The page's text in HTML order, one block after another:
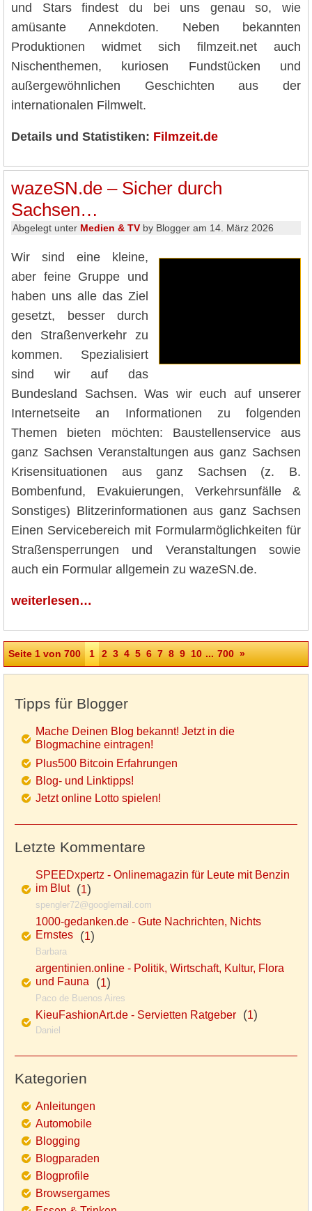
und Stars findest du bei uns genau so, wie
amüsante Annekdoten. Neben bekannten
Produktionen widmet sich filmzeit.net auch
Nischenthemen, kuriosen Fundstücken und
außergewöhnlichen Geschichten aus der
internationalen Filmwelt.
Details und Statistiken: Filmzeit.de
wazeSN.de – Sicher durch
Sachsen…
Abgelegt unter Medien & TV by Blogger am 14. März 2026
Wir sind eine kleine,
aber feine Gruppe und
haben uns alle das Ziel
gesetzt, besser durch
den Straßenverkehr zu
kommen. Spezialisiert
sind wir auf das
Bundesland Sachsen. Was wir euch auf unserer
Internetseite an Informationen zu folgenden
Themen bieten möchten: Baustellenservice aus
ganz Sachsen Veranstaltungen aus ganz Sachsen
Krisensituationen aus ganz Sachsen (z. B.
Bombenfund, Evakuierungen, Verkehrsunfälle &
Sonstiges) Blitzerinformationen aus ganz Sachsen
Einen Servicebereich mit Formularmöglichkeiten für
Straßensperrungen und Veranstaltungen sowie
auch ein Formular allgemein zu wazeSN.de.
weiterlesen…
Seite 1 von 700 1 2 3 4 5 6 7 8 9 10 ... 700 »
Tipps für Blogger
Mache Deinen Blog bekannt! Jetzt in die
Blogmachine eintragen!
Plus500 Bitcoin Erfahrungen
Blog- und Linktipps!
Jetzt online Lotto spielen!
Letzte Kommentare
SPEEDxpertz - Onlinemagazin für Leute mit Benzin
im Blut(1)
spengler72@googlemail.com
1000-gedanken.de - Gute Nachrichten, Nichts
Ernstes (1)
Barbara
argentinien.online - Politik, Wirtschaft, Kultur, Flora
und Fauna (1)
Paco de Buenos Aires
KieuFashionArt.de - Servietten Ratgeber (1)
Daniel
Kategorien
Anleitungen
Automobile
Blogging
Blogparaden
Blogprofile
Browsergames